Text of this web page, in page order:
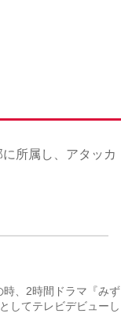
所属し、アタッカ
、2時間ドラマ『みず
してテレビデビューし